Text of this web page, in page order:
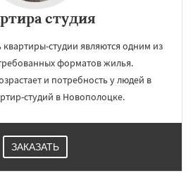
студия
студии являются одним из
форматов жилья.
и потребность у людей в
студий в Новополоцке.
ЗАКАЗАТЬ